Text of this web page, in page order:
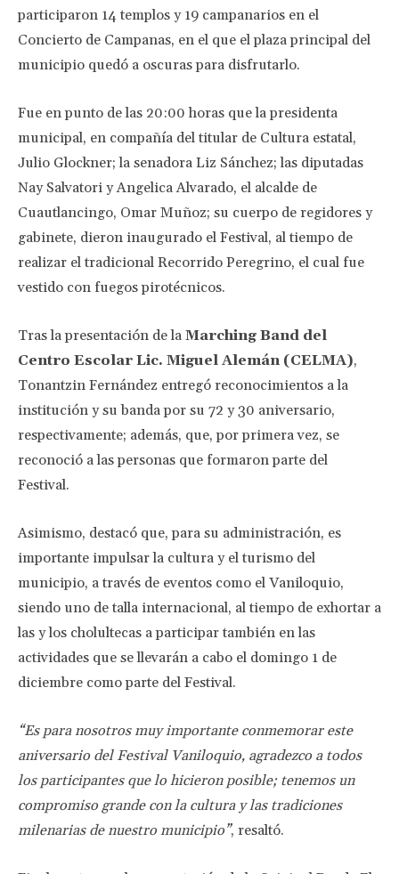
participaron 14 templos y 19 campanarios en el
Concierto de Campanas, en el que el plaza principal del
municipio quedó a oscuras para disfrutarlo.
Fue en punto de las 20:00 horas que la presidenta
municipal, en compañía del titular de Cultura estatal,
Julio Glockner; la senadora Liz Sánchez; las diputadas
Nay Salvatori y Angelica Alvarado, el alcalde de
Cuautlancingo, Omar Muñoz; su cuerpo de regidores y
gabinete, dieron inaugurado el Festival, al tiempo de
realizar el tradicional Recorrido Peregrino, el cual fue
vestido con fuegos pirotécnicos.
Tras la presentación de la Marching Band del
Centro Escolar Lic. Miguel Alemán (CELMA),
Tonantzin Fernández entregó reconocimientos a la
institución y su banda por su 72 y 30 aniversario,
respectivamente; además, que, por primera vez, se
reconoció a las personas que formaron parte del
Festival.
Asimismo, destacó que, para su administración, es
importante impulsar la cultura y el turismo del
municipio, a través de eventos como el Vaniloquio,
siendo uno de talla internacional, al tiempo de exhortar a
las y los cholultecas a participar también en las
actividades que se llevarán a cabo el domingo 1 de
diciembre como parte del Festival.
“Es para nosotros muy importante conmemorar este
aniversario del Festival Vaniloquio, agradezco a todos
los participantes que lo hicieron posible; tenemos un
compromiso grande con la cultura y las tradiciones
milenarias de nuestro municipio”, resaltó.